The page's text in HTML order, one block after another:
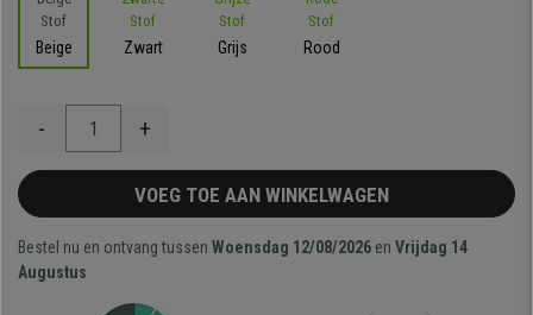
Beige Zwart Grijs Rood
- +
VOEG TOE AAN WINKELWAGEN
Bestel nu en ontvang tussen Woensdag 12/08/2026 en Vrijdag 14
Augustus